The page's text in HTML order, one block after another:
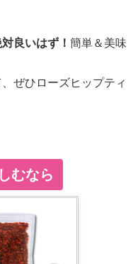
良いはず！ 簡単＆美味
ぜひローズヒップティ
むなら